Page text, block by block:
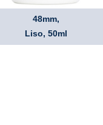
48mm,
Liso, 50ml